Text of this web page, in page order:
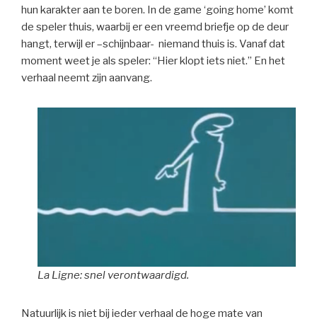
hun karakter aan te boren. In de game ‘going home’ komt
de speler thuis, waarbij er een vreemd briefje op de deur
hangt, terwijl er –schijnbaar- niemand thuis is. Vanaf dat
moment weet je als speler: “Hier klopt iets niet.” En het
verhaal neemt zijn aanvang.
La Ligne: snel verontwaardigd.
Natuurlijk is niet bij ieder verhaal de hoge mate van